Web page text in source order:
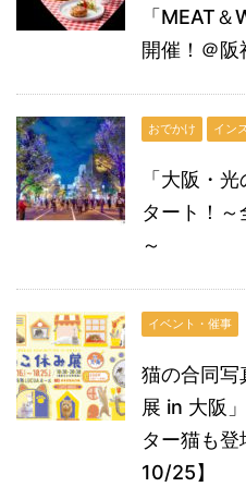
「MEAT
開催！＠阪
おでかけ イン
「大阪・
タート！
～
イベント・催事
猫の合同写
展 in 大阪
ター猫も
10/25】